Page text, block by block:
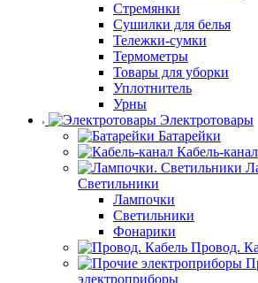
Стремянки
Сушилки для белья
Тележки-сумки
Термометры
Товары для уборки
Уплотнитель
Урны
Электротовары
Батарейки
Кабель-канал
Светильники
Лампочки
Светильники
Фонарики
Провод.
электроприборы